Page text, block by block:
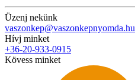
Üzenj nekünk
vaszonkep@vaszonkepnyomda.hu
Hívj minket
+36-20-933-0915
Kövess minket